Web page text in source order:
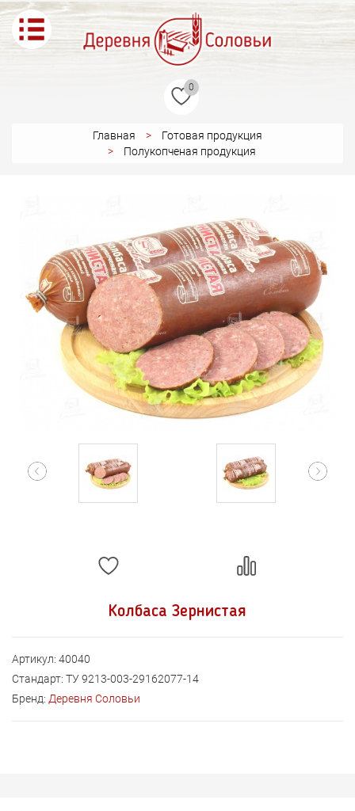
0
Главная
Готовая продукция
Полукопченая продукция
Колбаса Зернистая
Артикул: 40040
Стандарт: ТУ 9213-003-29162077-14
Бренд: Деревня Соловьи